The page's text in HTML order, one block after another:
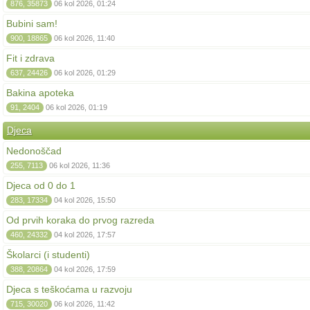
876, 35873 06 kol 2026, 01:24
Bubini sam!
900, 18865 06 kol 2026, 11:40
Fit i zdrava
637, 24426 06 kol 2026, 01:29
Bakina apoteka
91, 2404 06 kol 2026, 01:19
Djeca
Nedonoščad
255, 7113 06 kol 2026, 11:36
Djeca od 0 do 1
283, 17334 04 kol 2026, 15:50
Od prvih koraka do prvog razreda
460, 24332 04 kol 2026, 17:57
Školarci (i studenti)
388, 20864 04 kol 2026, 17:59
Djeca s teškoćama u razvoju
715, 30020 06 kol 2026, 11:42